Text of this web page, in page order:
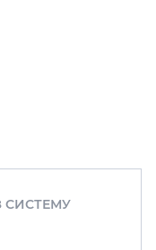
СИСТЕМУ